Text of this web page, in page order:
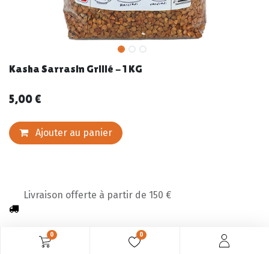
0 0
Kasha Sarrasin Grillé - 1 KG
5,00 €
Ajouter au panier
Livraison offerte à partir de 150 €